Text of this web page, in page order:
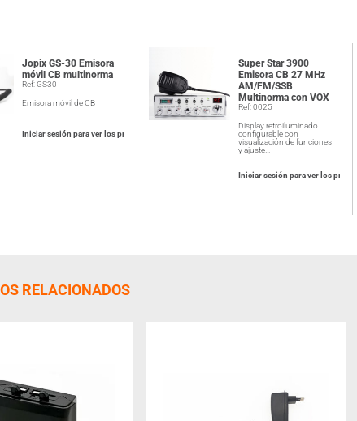
Jopix GS-30 Emisora
móvil CB multinorma
Ref: GS30
Emisora móvil de CB
Iniciar sesión para ver los precios
Super Star 3900
Emisora CB 27 MHz
AM/FM/SSB
Multinorma con VOX
Ref: 0025
Display retroiluminado
configurable con
visualización de funciones
y ajuste…
Iniciar sesión para ver los precios
RELACIONADOS